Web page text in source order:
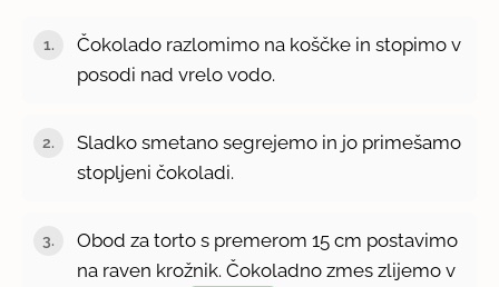
Čokolado razlomimo na koščke in stopimo v
posodi nad vrelo vodo.
Sladko smetano segrejemo in jo primešamo
stopljeni čokoladi.
Obod za torto s premerom 15 cm postavimo
na raven krožnik. Čokoladno zmes zlijemo v